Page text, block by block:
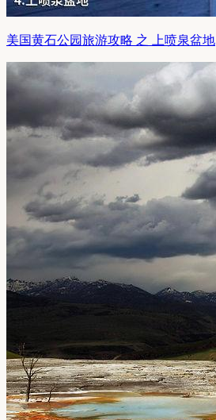
美国黄石公园旅游攻略 之 上喷泉盆地